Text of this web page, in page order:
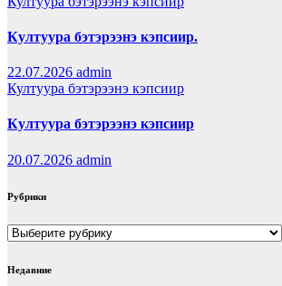
Култуура бэтэрээнэ кэпсиир.
22.07.2026 admin
Култуура бэтэрээнэ кэпсиир
Култуура бэтэрээнэ кэпсиир
20.07.2026 admin
Рубрики
Рубрики
Недавние